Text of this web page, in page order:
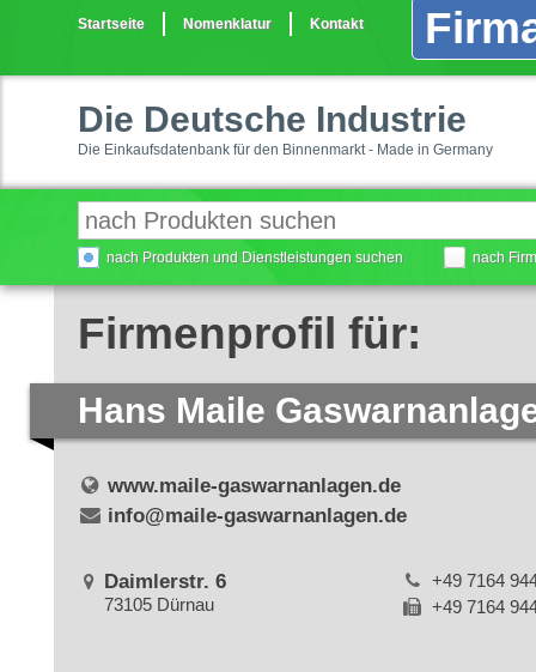
Startseite Nomenklatur Kontakt
Die Deutsche Industrie
Die Einkaufsdatenbank für den Binnenmarkt - Made in Germany
nach Produkten und Dienstleistungen suchen nach
Firmenprofil für:
Hans Maile
www.maile-gaswarnanlagen.de
info@maile-gaswarnanlagen.de
Daimlerstr. 6
73105 Dürnau
+49 7164
+49 7164